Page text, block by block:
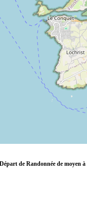
de Randonnée de moyen